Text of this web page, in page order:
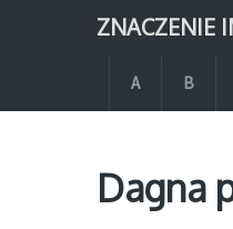
ZNACZENIE
A B
Dagna